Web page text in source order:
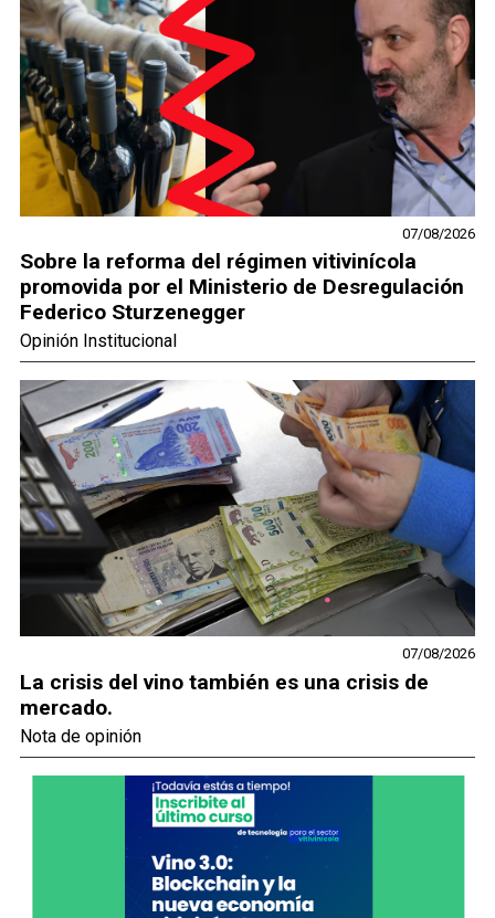
07/08/2026
Sobre la reforma del régimen vitivinícola
promovida por el Ministerio de Desregulación
Federico Sturzenegger
Opinión Institucional
07/08/2026
La crisis del vino también es una crisis de
mercado.
Nota de opinión